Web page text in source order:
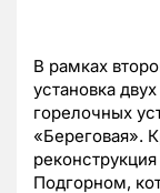
В рамках
установка
горелочных
«Береговая».
Подгорном,